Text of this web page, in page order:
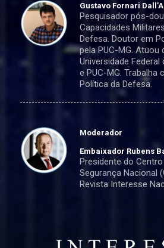
Gustavo Fornari
Pesquisador pós-
Capacidades
Defesa. Doutor em
pela PUC-MG.
Universidade Federal
e PUC-MG. Trabalha
Política da Defesa.
Moderador
Embaixador Rubens
Presidente do
Segurança Nacional
Revista Interesse